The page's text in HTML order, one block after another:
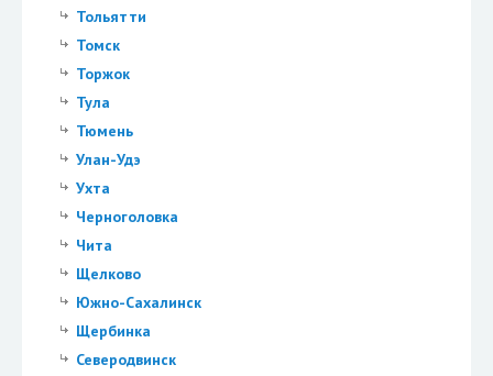
Тольятти
Томск
Торжок
Тула
Тюмень
Улан-Удэ
Ухта
Черноголовка
Чита
Щелково
Южно-Сахалинск
Щербинка
Северодвинск